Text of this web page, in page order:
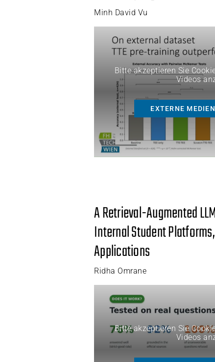
Minh David Vu
Bitte akzeptieren Sie
Videos
EXTERNE
A Retrieval-Augmented
Internal Student
Applications
Ridha Omrane
Bitte akzeptieren Sie
Videos